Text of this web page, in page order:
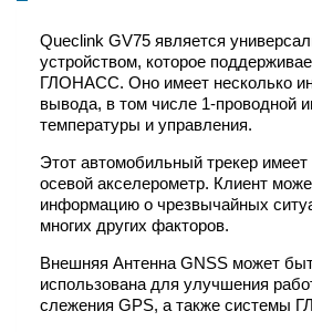
Queclink GV75 является
устройством, которое
ГЛОНАСС. Оно имеет несколько
вывода, в том числе 1-проводной
температуры и управления.
Этот автомобильный трекер
осевой акселерометр. Клиент
информацию о чрезвычайных
многих других факторов.
Внешняя Антенна GNSS может
использована для улучшения
слежения GPS, а также системы